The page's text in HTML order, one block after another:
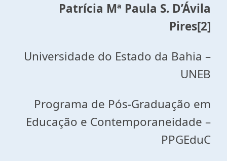
Patrícia Mª Paula S. D’Ávila
Pires[2]
Universidade do Estado da Bahia –
UNEB
Programa de Pós-Graduação em
Educação e Contemporaneidade –
PPGEduC